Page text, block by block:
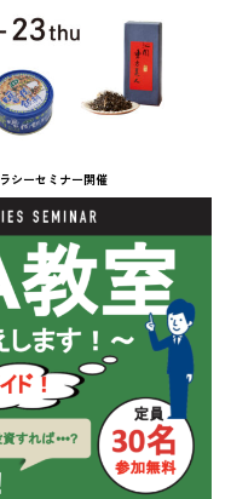
シーセミナー開催